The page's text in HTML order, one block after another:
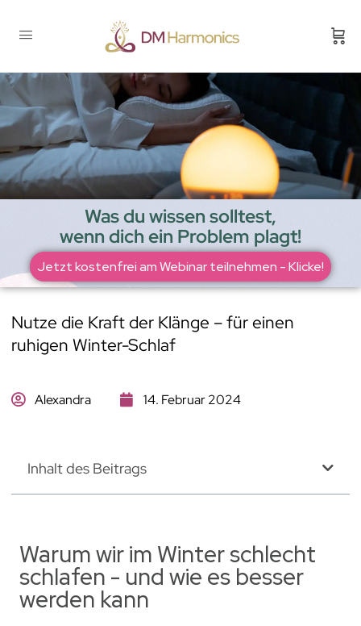
Was du wissen solltest,
wenn dich ein Problem plagt!
Jetzt kostenfrei am Webinar teilnehmen - Klicke!
Nutze die Kraft der Klänge – für einen
ruhigen Winter-Schlaf
Alexandra 14. Februar 2024
Inhalt des Beitrags
Warum wir im Winter schlecht
schlafen - und wie es besser
werden kann